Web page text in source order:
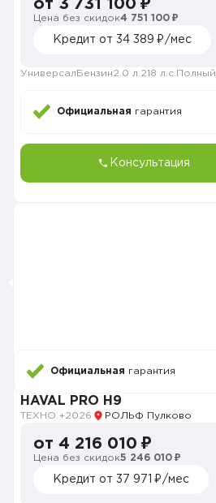
от 3 731 100 ₽
Цена без скидок4 751 100 ₽
Кредит от 34 389 ₽/мес
Универсал Бензин2.0 л. 218 л.с. Полный
Официальная гарантия
Консультация
Официальная гарантия
HAVAL PRO H9
ТЕХНО +2026 РОЛЬФ Пулково
от 4 216 010 ₽
Цена без скидок5 246 010 ₽
Кредит от 37 971 ₽/мес